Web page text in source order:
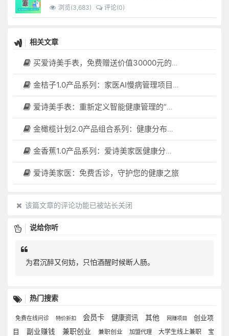
浏览(3,683) 评论(0)
相关文章
买爱诗美手表，免费赠送价值30000元的数智化门店系统一套（含硬件）
金桔子1.0产品系列：家医AI慢病管理项目全国招募区域合伙人，低投入，高回报，长收益
爱诗美手表：重新定义智能健康管理的“医疗级守护者”
金橄榄计划2.0产品组合系列：健康分布机（健康一体机）+慢病管理系统，可落地在健康小屋，社区服务中心等等
金香蕉1.0产品系列：爱诗美家医健康分布机，健康一体机，社区服务中心，药店，健康小屋都需要
爱诗美家医：免费舌诊，守护您的健康之旅
该篇文章的评论功能已被站长关闭
说给你听
为君沉醉又何妨，只怕酒醒时候断人肠。
热门搜索
免费在线问诊 特价折扣 会员卡 健康资讯 其他 网赚项目
创业项
目
副业赚钱 兼职创业 兼职创业 加盟代理 大学生线上兼职
宝